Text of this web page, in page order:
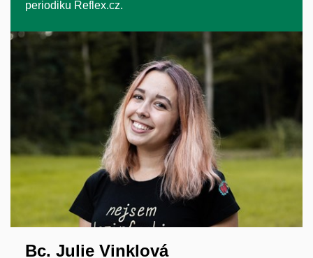
periodiku Reflex.cz.
Bc. Julie Vinklová